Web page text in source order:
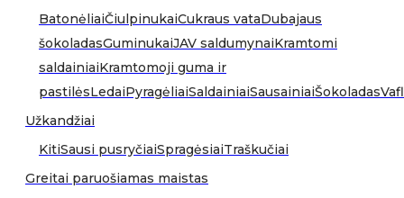
BatonėliaiČiulpinukaiCukraus vataDubajaus
šokoladasGuminukaiJAV saldumynaiKramtomi
saldainiaiKramtomoji guma ir
pastilėsLedaiPyragėliaiSaldainiaiSausainiaiŠokoladas
Užkandžiai
KitiSausi pusryčiaiSpragėsiaiTraškučiai
Greitai paruošiamas maistas